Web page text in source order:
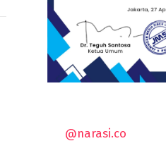
@narasi.co